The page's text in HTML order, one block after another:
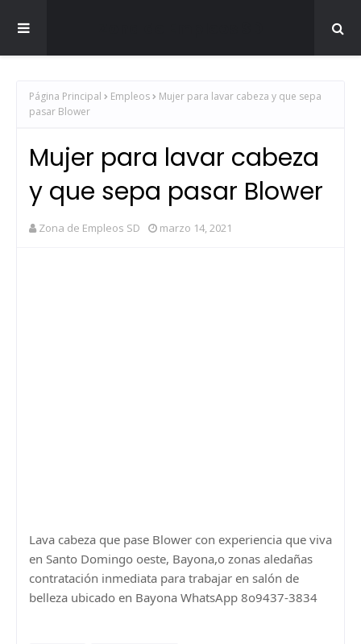
Página Principal Empleos
Mujer para lavar cabeza y que sepa
pasar Blower
Mujer para lavar cabeza
y que sepa pasar Blower
Zona de Empleos SD marzo 14, 2021
Lava cabeza que pase Blower con experiencia que viva
en Santo Domingo oeste, Bayona,o zonas aledañas
contratación inmediata para trabajar en salón de
belleza ubicado en Bayona WhatsApp 8o9437-3834